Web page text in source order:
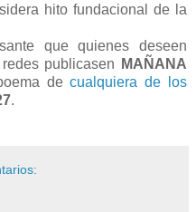
hito fundacional de la
que quienes deseen
publicasen
MAÑANA
decualquiera de los
.